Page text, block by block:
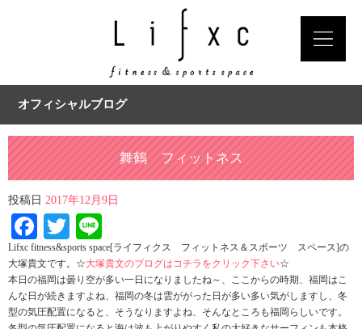
オフィシャルブログ
舞鶴 フィットネス
投稿日 2017年12月9日
Facebook
Twitter
Lifxc fitness&sports space[ライフィクス フィットネス＆スポーツ スペース]の
大塚貴文です。☆大塚貴文のブログはコチラをクリック下さい☆
本日の福岡は曇り空が多い一日になりましたね～、ここからの時期、福岡はこ
んな日が続きますよね、福岡の冬は雲ががった日が多い多い気がしますし、冬
型の気圧配置になると、そうなりますよね、そんなところも福岡らしいです。